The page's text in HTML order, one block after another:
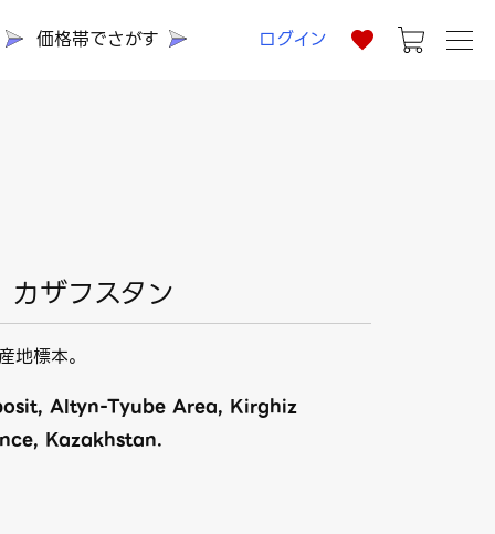
価格帯でさがす ログイン
ザフスタン
地標本。
Altyn-Tyube Area, Kirghiz
Kazakhstan.